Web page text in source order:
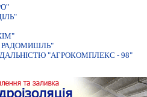
РАДОМИШЛЬ"
"АГРОКОМПЛЕКС - 98"